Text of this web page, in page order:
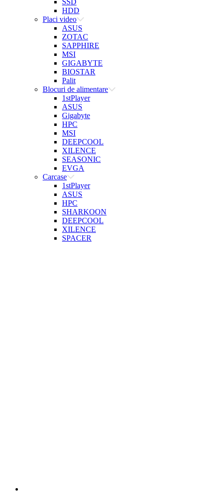
SSD
HDD
Placi video
ASUS
ZOTAC
SAPPHIRE
MSI
GIGABYTE
BIOSTAR
Palit
Blocuri de alimentare
1stPlayer
ASUS
Gigabyte
HPC
MSI
DEEPCOOL
XILENCE
SEASONIC
EVGA
Carcase
1stPlayer
ASUS
HPC
SHARKOON
DEEPCOOL
XILENCE
SPACER